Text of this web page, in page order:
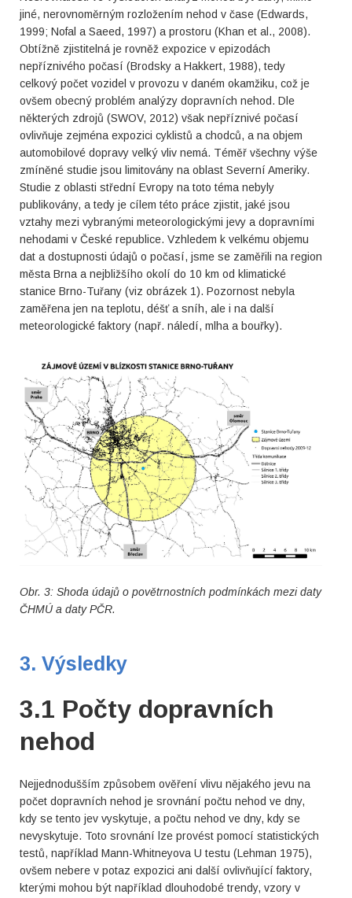
jiné, nerovnoměrným rozložením nehod v čase (Edwards,
1999; Nofal a Saeed, 1997) a prostoru (Khan et al., 2008).
Obtížně zjistitelná je rovněž expozice v epizodách
nepříznivého počasí (Brodsky a Hakkert, 1988), tedy
celkový počet vozidel v provozu v daném okamžiku, což je
ovšem obecný problém analýzy dopravních nehod. Dle
některých zdrojů (SWOV, 2012) však nepříznivé počasí
ovlivňuje zejména expozici cyklistů a chodců, a na objem
automobilové dopravy velký vliv nemá. Téměř všechny výše
zmíněné studie jsou limitovány na oblast Severní Ameriky.
Studie z oblasti střední Evropy na toto téma nebyly
publikovány, a tedy je cílem této práce zjistit, jaké jsou
vztahy mezi vybranými meteorologickými jevy a dopravními
nehodami v České republice. Vzhledem k velkému objemu
dat a dostupnosti údajů o počasí, jsme se zaměřili na region
města Brna a nejbližšího okolí do 10 km od klimatické
stanice Brno-Tuřany (viz obrázek 1). Pozornost nebyla
zaměřena jen na teplotu, déšť a sníh, ale i na další
meteorologické faktory (např. náledí, mlha a bouřky).
Obr. 3: Shoda údajů o povětrnostních podmínkách mezi daty
ČHMÚ a daty PČR.
3. Výsledky
3.1 Počty dopravních
nehod
Nejjednodušším způsobem ověření vlivu nějakého jevu na
počet dopravních nehod je srovnání počtu nehod ve dny,
kdy se tento jev vyskytuje, a počtu nehod ve dny, kdy se
nevyskytuje. Toto srovnání lze provést pomocí statistických
testů, například Mann-Whitneyova U testu (Lehman 1975),
ovšem nebere v potaz expozici ani další ovlivňující faktory,
kterými mohou být například dlouhodobé trendy, vzory v